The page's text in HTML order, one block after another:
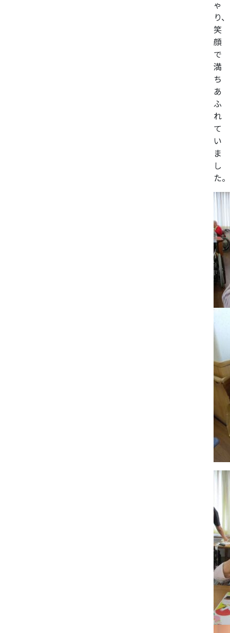
ゃ
り、
笑
顔
で
満
ち
あ
ふ
れ
て
い
ま
し
た。